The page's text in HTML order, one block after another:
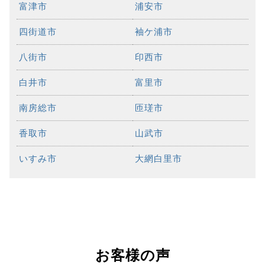
富津市 浦安市
四街道市 袖ケ浦市
八街市 印西市
白井市 富里市
南房総市 匝瑳市
香取市 山武市
いすみ市 大網白里市
お客様の声